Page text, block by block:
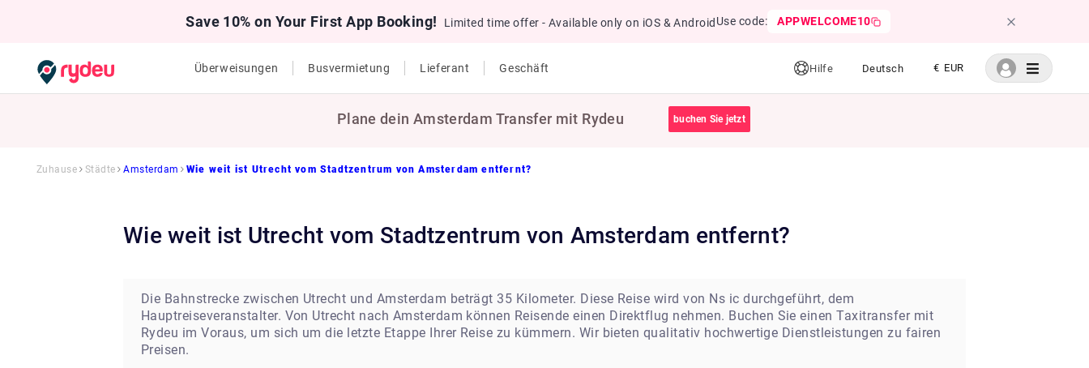
Save 10% on Your First App Booking! Limited time offer - Available only on iOS & Android Use code: APPWELCOME10
Überweisungen Busvermietung Lieferant Geschäft Hilfe Deutsch € EUR
Plane dein Amsterdam Transfer mit Rydeu buchen Sie jetzt
Zuhause Städte Amsterdam Wie weit ist Utrecht vom Stadtzentrum von Amsterdam entfernt?
Wie weit ist Utrecht vom Stadtzentrum von Amsterdam entfernt?
Die Bahnstrecke zwischen Utrecht und Amsterdam beträgt 35 Kilometer. Diese Reise wird von Ns ic durchgeführt, dem
Hauptreiseveranstalter. Von Utrecht nach Amsterdam können Reisende einen Direktflug nehmen. Buchen Sie einen Taxitransfer mit
Rydeu im Voraus, um sich um die letzte Etappe Ihrer Reise zu kümmern. Wir bieten qualitativ hochwertige Dienstleistungen zu fairen
Preisen.